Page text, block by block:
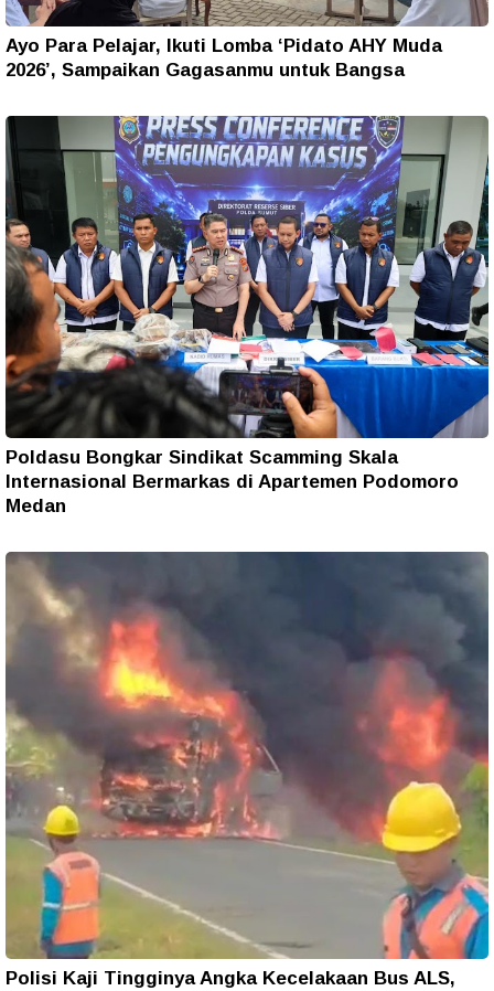
Ayo Para Pelajar, Ikuti Lomba ‘Pidato AHY Muda
2026’, Sampaikan Gagasanmu untuk Bangsa
Poldasu Bongkar Sindikat Scamming Skala
Internasional Bermarkas di Apartemen Podomoro
Medan
Polisi Kaji Tingginya Angka Kecelakaan Bus ALS,